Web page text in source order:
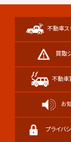
不動車ス
買取
不動車
お
プライバ